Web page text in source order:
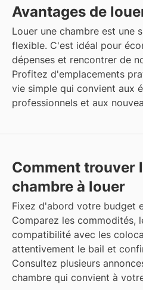
Avantages de
Louer une chambre est une
flexible. C'est idéal pour
dépenses et rencontrer de
Profitez d'emplacements
vie simple qui convient aux
professionnels et aux
Comment trouver
chambre à louer
Fixez d'abord votre budget
Comparez les commodités,
compatibilité avec les
attentivement le bail et
Consultez plusieurs
chambre qui convient à